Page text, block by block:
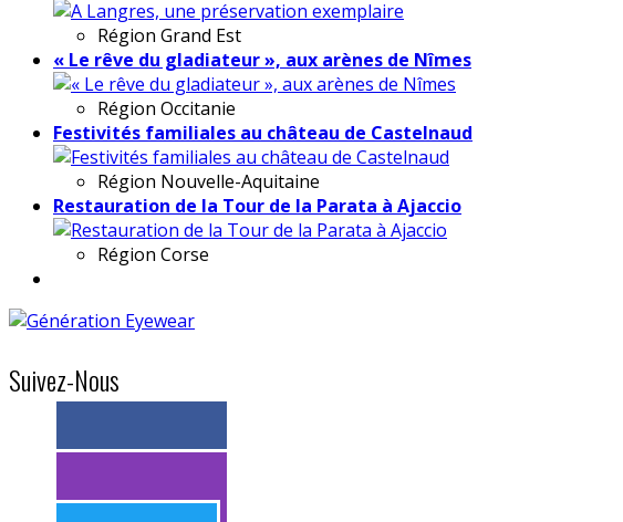
Région Grand Est
« Le rêve du gladiateur », aux arènes de Nîmes
Région Occitanie
Festivités familiales au château de Castelnaud
Région Nouvelle-Aquitaine
Restauration de la Tour de la Parata à Ajaccio
Région Corse
Suivez-Nous
> 11k abonnés
> 11k abonnés